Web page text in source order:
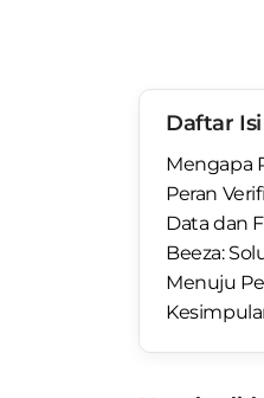
Daftar Isi
Mengapa
Peran
Data dan
Beeza:
Menuju